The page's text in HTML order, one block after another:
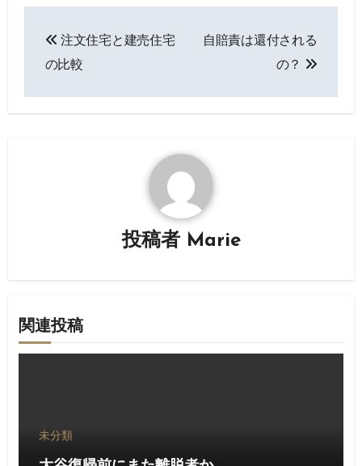
稿
注文住宅と建売住宅
の比較
自賠責は還付される
の？
投稿者 Marie
関連投稿
未分類